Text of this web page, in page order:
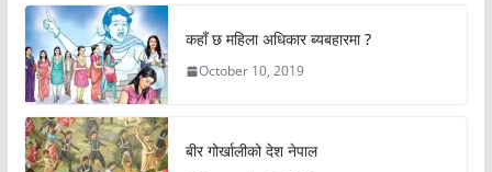
कहाँ छ महिला अधिकार ब्यबहारमा ?
October 10, 2019
बीर गोर्खालीको देश नेपाल